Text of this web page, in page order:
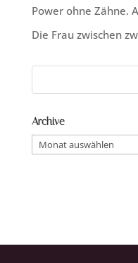
Power ohne Zähne.
Die Frau zwischen
Archive
Archive